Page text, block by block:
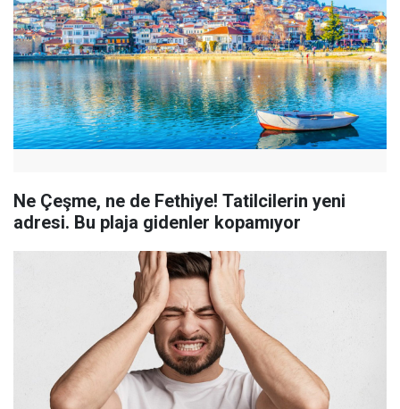
Ne Çeşme, ne de Fethiye! Tatilcilerin yeni
adresi. Bu plaja gidenler kopamıyor